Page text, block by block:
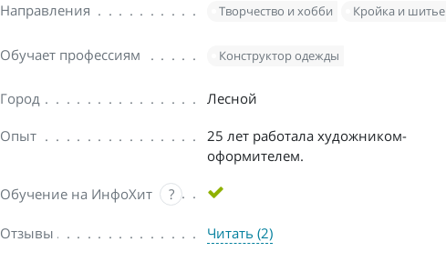
Направления Творчество и хобби Кройка и шитье
Обучает профессиям Конструктор одежды
Город Лесной
Опыт
25 лет работала художником-
оформителем.
Обучение на ИнфоХит ?
Отзывы Читать (2)